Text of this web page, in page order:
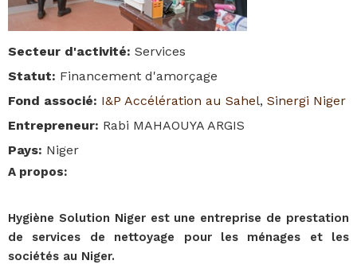
Secteur d'activité: Services
Statut: Financement d'amorçage
Fond associé: I&P Accélération au Sahel, Sinergi Niger
Entrepreneur: Rabi MAHAOUYA ARGIS
Pays: Niger
A propos:
Hygiène Solution Niger est une entreprise de prestation
de services de nettoyage pour les ménages et les
sociétés au Niger.